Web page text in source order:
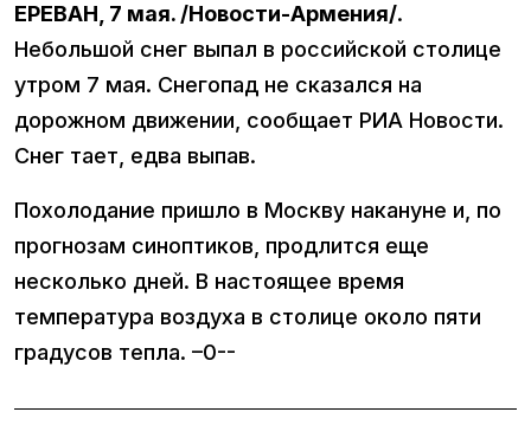
ЕРЕВАН, 7 мая. /Новости-Армения/.
Небольшой снег выпал в российской столице
утром 7 мая. Снегопад не сказался на
дорожном движении, сообщает РИА Новости.
Снег тает, едва выпав.
Похолодание пришло в Москву накануне и, по
прогнозам синоптиков, продлится еще
несколько дней. В настоящее время
температура воздуха в столице около пяти
градусов тепла. –0--